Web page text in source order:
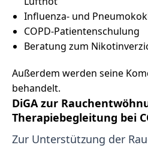
Influenza- und
COPD-Patientenschulung
Beratung zum
Außerdem werden seine
behandelt.
DiGA zur
Therapiebegleitung bei
Zur Unterstützung der